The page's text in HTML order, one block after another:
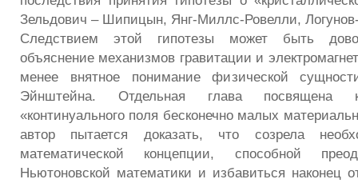
Зельдович – Шипицын, Янг-Миллс-Ровелли,
Следствием этой гипотезы может быть
объяснение механизмов гравитации и
менее внятное понимание физической
Эйнштейна. Отдельная глава посвящена
«континуального поля бесконечно малых
автор пытается доказать, что созрела
математической концепции, способной
Ньютоновской математики и избавиться наконец